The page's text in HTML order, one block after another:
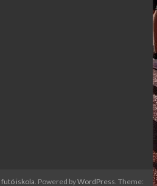
futó iskola. Powered byWordPress. Theme: